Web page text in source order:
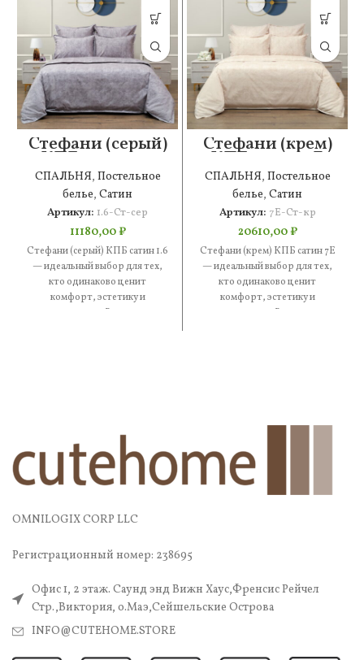
Стефани (серый)
КПБ сатин 1.6
СПАЛЬНЯ, Постельное
белье, Сатин
Артикул: 1.6-Ст-сер
11180,00₽
Стефани (серый) КПБ сатин 1.6
— идеальный выбор для тех,
кто одинаково ценит
комфорт, эстетику и
практичность. В составе —
Стефани (крем)
КПБ сатин 7Е
СПАЛЬНЯ, Постельное
белье, Сатин
Артикул: 7Е-Ст-кр
20610,00₽
Стефани (крем) КПБ сатин 7Е
— идеальный выбор для тех,
кто одинаково ценит
комфорт, эстетику и
практичность. В составе —
OMNILOGIX CORP LLC
Регистрационный номер: 238695
Офис 1, 2 этаж. Саунд энд Вижн Хаус,Френсис Рейчел
Стр.,Виктория, о.Маэ,Сейшельские Острова
INFO@CUTEHOME.STORE